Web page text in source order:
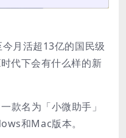
月活超13亿的国民级
代下会有什么样的新
款名为「小微助手」
和Mac版本。